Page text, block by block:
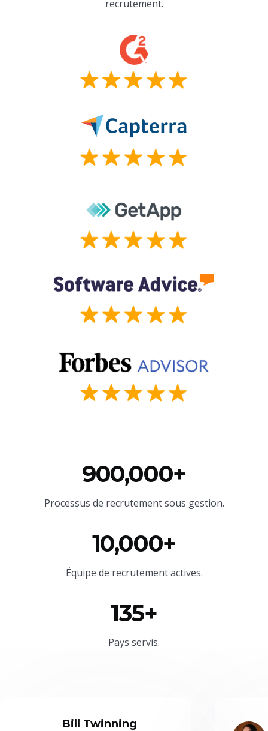
recrutement.
900,000+
Processus de recrutement sous gestion.
10,000+
Équipe de recrutement actives.
135+
Pays servis.
Bill Twinning